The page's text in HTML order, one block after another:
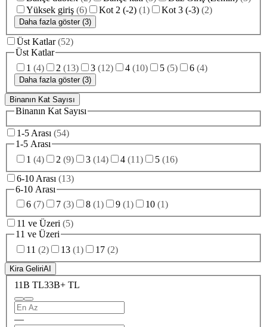
Yüksek giriş (6) Kot 2 (-2) (1) Kot 3 (-3) (2)
Daha fazla göster (3)
Üst Katlar (52)
Üst Katlar
1 (4) 2 (13) 3 (12) 4 (10) 5 (5) 6 (4)
Daha fazla göster (3)
Binanın Kat Sayısı
Binanın Kat Sayısı
1-5 Arası (54)
1-5 Arası
1 (4) 2 (9) 3 (14) 4 (11) 5 (16)
6-10 Arası (13)
6-10 Arası
6 (7) 7 (3) 8 (1) 9 (1) 10 (1)
11 ve Üzeri (5)
11 ve Üzeri
11 (2) 13 (1) 17 (2)
Kira GeliriAI
11B TL33B+ TL
—